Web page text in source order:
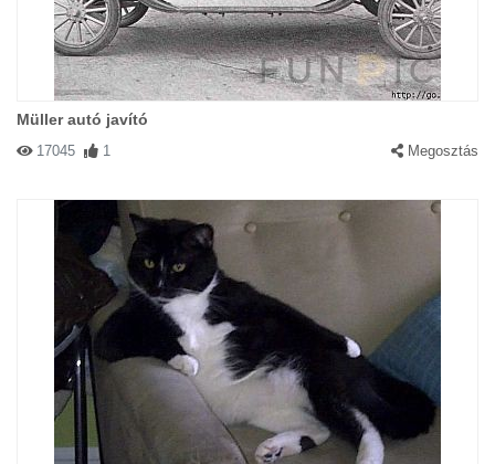
Müller autó javító
17045 1 Megosztás